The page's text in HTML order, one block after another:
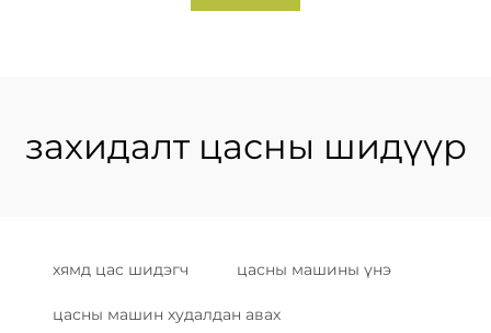
захидалт цасны шидүүр
хямд цас шидэгч цасны машины үнэ
цасны машин худалдан авах